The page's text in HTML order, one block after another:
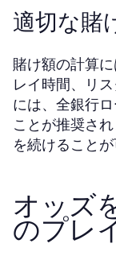
適切な賭
賭け額の計算
レイ時間、リ
には、全銀行
ことが推奨さ
を続けることが
オッズ
のプレ